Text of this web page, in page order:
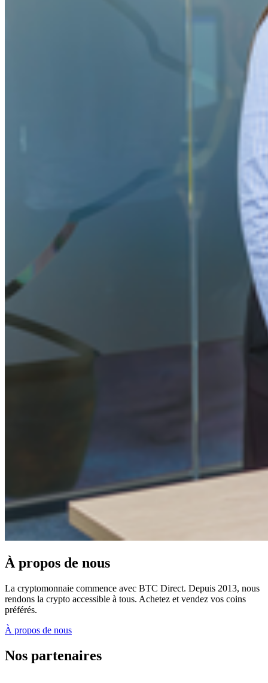
À propos de nous
La cryptomonnaie commence avec BTC Direct. Depuis 2013, nous
rendons la crypto accessible à tous. Achetez et vendez vos coins
préférés.
À propos de nous
Nos partenaires